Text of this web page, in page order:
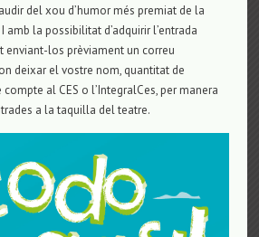
del xou d’humor més premiat de la
amb la possibilitat d’adquirir l’entrada
enviant-los prèviament un correu
on deixar el vostre nom, quantitat de
al CES o l’IntegralCes, per manera
a la taquilla del teatre.